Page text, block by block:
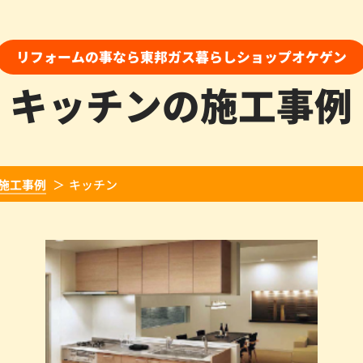
リフォームの事なら東邦ガス暮らしショップオケゲン
キッチンの施工事例
工事例 キッチン